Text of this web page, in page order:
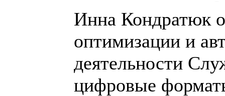
Инна Кондратюк
оптимизации и
деятельности
цифровые